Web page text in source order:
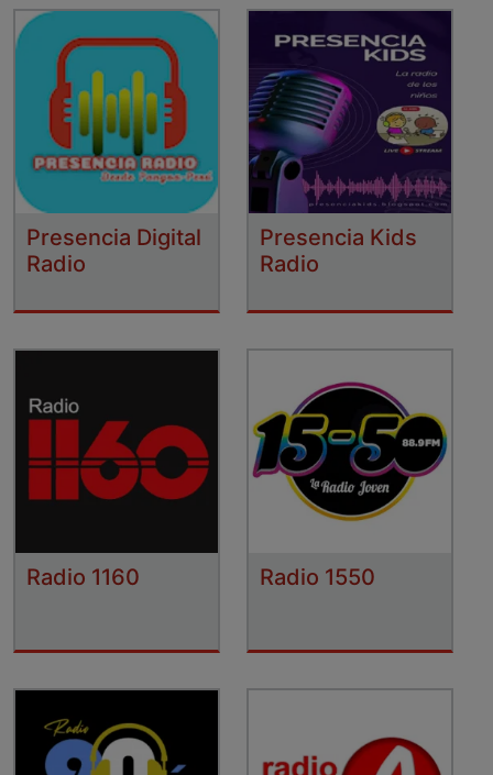
Presencia Digital
Radio
Presencia Kids
Radio
Radio 1160 Radio 1550